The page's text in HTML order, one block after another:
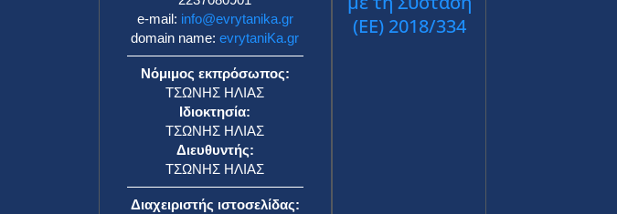
e-mail: info@evrytanika.gr
domain name:evrytaniKa.gr
Νόμιμος εκπρόσωπος:
ΤΣΩΝΗΣ ΗΛΙΑΣ
Ιδιοκτησία:
ΤΣΩΝΗΣ ΗΛΙΑΣ
Διευθυντής:
ΤΣΩΝΗΣ ΗΛΙΑΣ
Διαχειριστής ιστοσελίδας:
(ΕΕ) 2018/334